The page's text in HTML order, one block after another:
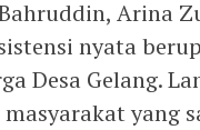
Arina
nyata
Desa Gelang.
yang